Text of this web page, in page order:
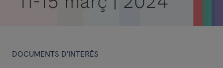
DOCUMENTS D'INTERÈS